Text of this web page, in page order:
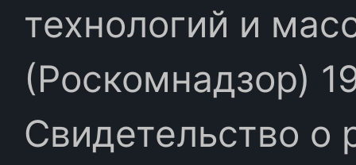
технологий и
(Роскомнадзор)
Свидетельство